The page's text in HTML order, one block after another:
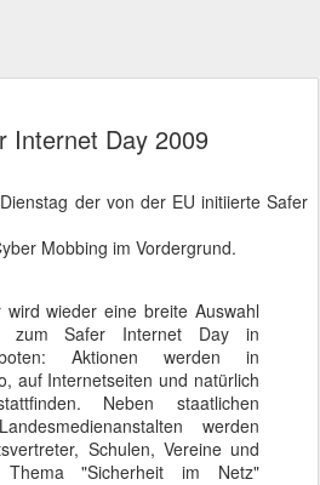
Internet Day 2009
der von der EU initiierte Safer
Mobbing im Vordergrund.
wieder eine breite Auswahl
zum Safer Internet Day in
Aktionen werden in
auf Internetseiten und natürlich
Neben staatlichen
werden
Schulen, Vereine und
"Sicherheit im Netz"